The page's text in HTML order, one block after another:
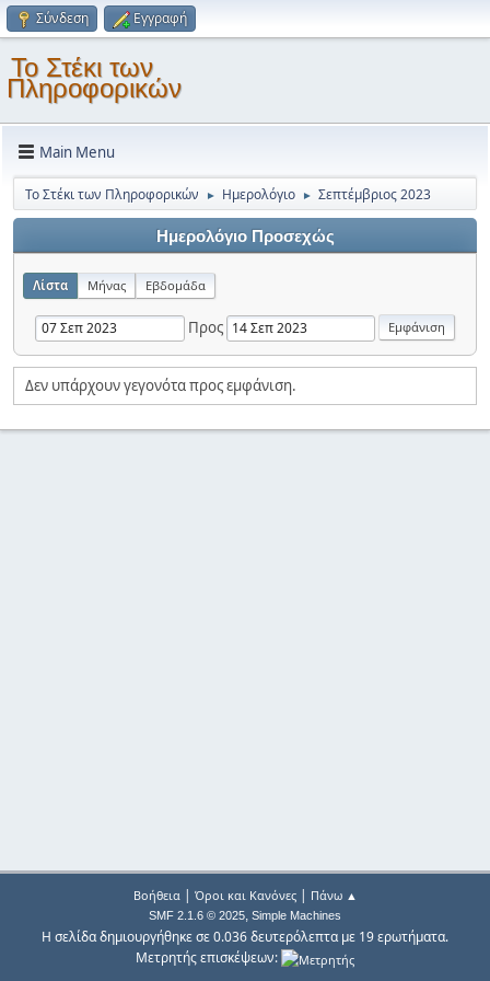
Σύνδεση Εγγραφή
Το Στέκι των
Πληροφορικών
Main Menu
Το Στέκι των Πληροφορικών ► Ημερολόγιο ► Σεπτέμβριος 2023
Ημερολόγιο Προσεχώς
Λίστα Μήνας Εβδομάδα
Προς
Δεν υπάρχουν γεγονότα προς εμφάνιση.
Βοήθεια| Όροι και Κανόνες| Πάνω ▲
SMF 2.1.6 © 2025, Simple Machines
Η σελίδα δημιουργήθηκε σε 0.036 δευτερόλεπτα με 19 ερωτήματα.
Μετρητής επισκέψεων: